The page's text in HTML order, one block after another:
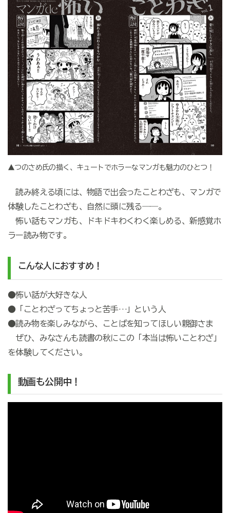
▲つのさめ氏の描く、キュートでホラーなマンガも魅力のひとつ！
読み終える頃には、物語で出会ったことわざも、マンガで
体験したことわざも、自然に頭に残る――。
怖い話もマンガも、ドキドキわくわく楽しめる、新感覚ホ
ラー読み物です。
こんな人におすすめ！
●怖い話が大好きな人
●「ことわざってちょっと苦手…」という人
●読み物を楽しみながら、ことばを知ってほしい親御さま
ぜひ、みなさんも読書の秋にこの「本当は怖いことわざ」
を体験してください。
動画も公開中！